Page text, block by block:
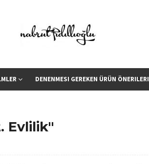
DENENMESI GEREKEN ÜRÜN ÖNERILERI
Evlilik"